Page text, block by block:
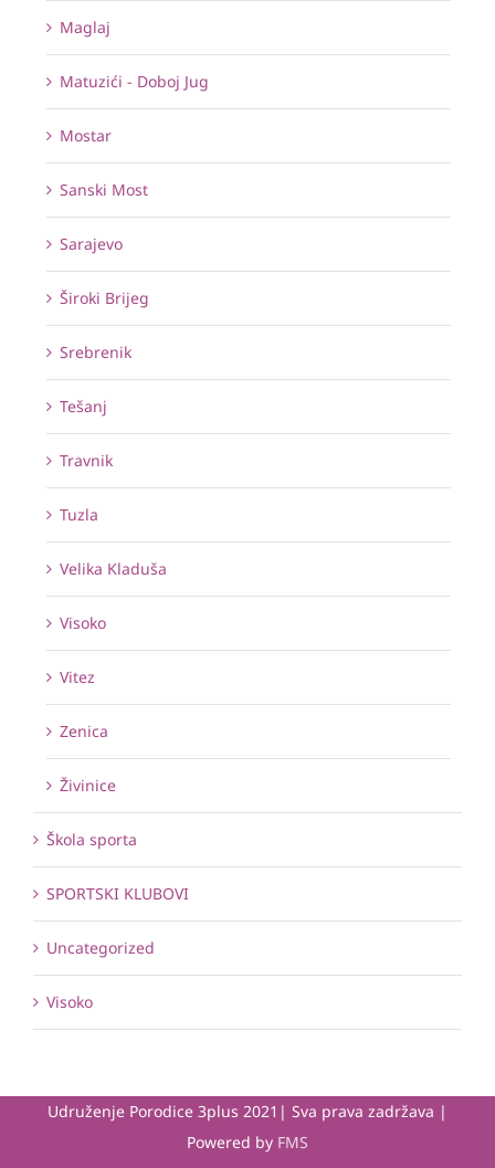
Maglaj
Matuzići - Doboj Jug
Mostar
Sanski Most
Sarajevo
Široki Brijeg
Srebrenik
Tešanj
Travnik
Tuzla
Velika Kladuša
Visoko
Vitez
Zenica
Živinice
Škola sporta
SPORTSKI KLUBOVI
Uncategorized
Visoko
Udruženje Porodice 3plus 2021| Sva prava zadržava |
Powered by FMS